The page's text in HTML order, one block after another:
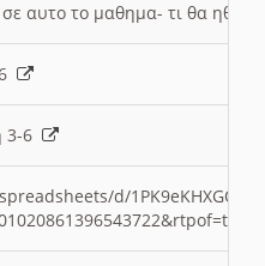
σε αυτο το μαθημα- τι θα
3-6
d/